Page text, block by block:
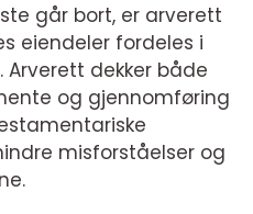
går bort, er arverett
eiendeler fordeles i
dekker både
og gjennomføring
misforståelser og